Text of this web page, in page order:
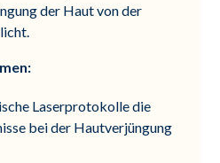
der Haut von der
Laserprotokolle die
bei der Hautverjüngung